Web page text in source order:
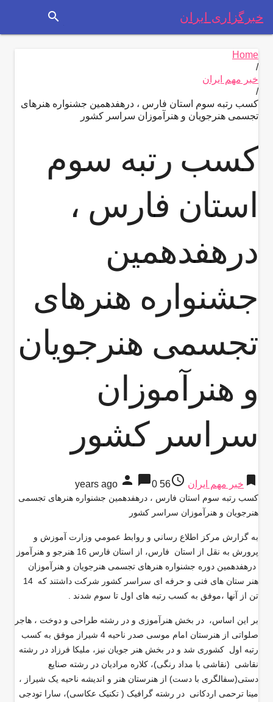
خبرگزاری ایران search
Home
/
خبر مهم ایران
/
کسب رتبه سوم استان فارس ، درهفدهمین جشنواره هنرهای
تجسمی هنرجویان و هنرآموزان سراسر کشور
کسب رتبه سوم
استان فارس ،
درهفدهمین
جشنواره هنرهای
تجسمی هنرجویان
و هنرآموزان
سراسر کشور
bookmark خبر مهم ایران access_time
56 years ago
person chat_bubble0
کسب رتبه سوم استان فارس ، درهفدهمین جشنواره هنرهای تجسمی
هنرجویان و هنرآموزان سراسر کشور
به گزارش مركز اطلاع رساني و روابط عمومي وزارت آموزش و
پرورش به نقل از استان فارس، از استان فارس 16 هنرجو و هنرآموز
درهفدهمین دوره جشنواره هنرهای تجسمی هنرجویان و هنرآموزان
هنر ستان های فنی و حرفه ای سراسر کشور شرکت داشتند که 14
تن از آنها ،موفق به کسب رتبه های اول تا سوم شدند .
بر اين اساس، در بخش هنرآموزی و در رشته طراحی و دوخت ، هاجر
صلواتی از هنرستان امام موسی صدر ناحیه 4 شیراز موفق به کسب
رتبه اول کشوری شد و در بخش هنر جویان نیز، ملیکا فرزاد در رشته
نقاشی (نقاشی با مداد رنگی)، کلاره مرادیان در رشته صنایع
دستی(سفالگری با دست) از هنرستان هنر و اندیشه ناحیه یک شیراز ،
مینا ترحمی اردکانی در رشته گرافیک ( تکنیک عکاسی)، سارا تودجی